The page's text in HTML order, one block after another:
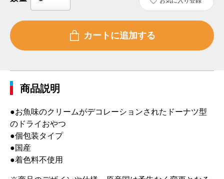
商品説明
●お魚味のクリームがデコレーションされたドーナツ型
のドライおやつ
●個包装タイプ
●国産
●着色料不使用